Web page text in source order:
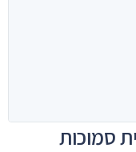
סמוכות